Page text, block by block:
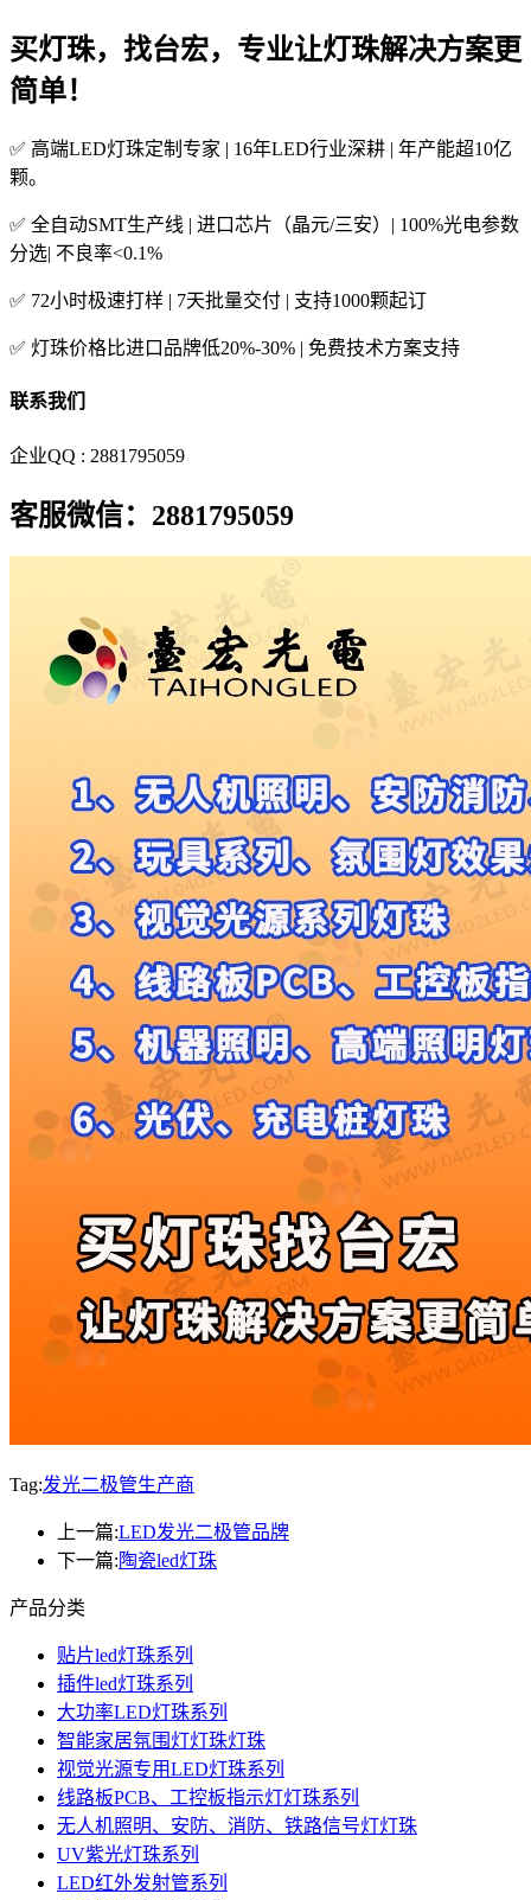
买灯珠，找台宏，专业让灯珠解决方案更
简单！
✅ 高端LED灯珠定制专家 | 16年LED行业深耕 | 年产能超10亿
颗。
✅ 全自动SMT生产线 | 进口芯片（晶元/三安）| 100%光电参数
分选| 不良率<0.1%
✅ 72小时极速打样 | 7天批量交付 | 支持1000颗起订
✅ 灯珠价格比进口品牌低20%-30% | 免费技术方案支持
联系我们
企业QQ : 2881795059
客服微信：2881795059
Tag:发光二极管生产商
上一篇:LED发光二极管品牌
下一篇:陶瓷led灯珠
产品分类
贴片led灯珠系列
插件led灯珠系列
大功率LED灯珠系列
智能家居氛围灯灯珠灯珠
视觉光源专用LED灯珠系列
线路板PCB、工控板指示灯灯珠系列
无人机照明、安防、消防、铁路信号灯灯珠
UV紫光灯珠系列
LED红外发射管系列